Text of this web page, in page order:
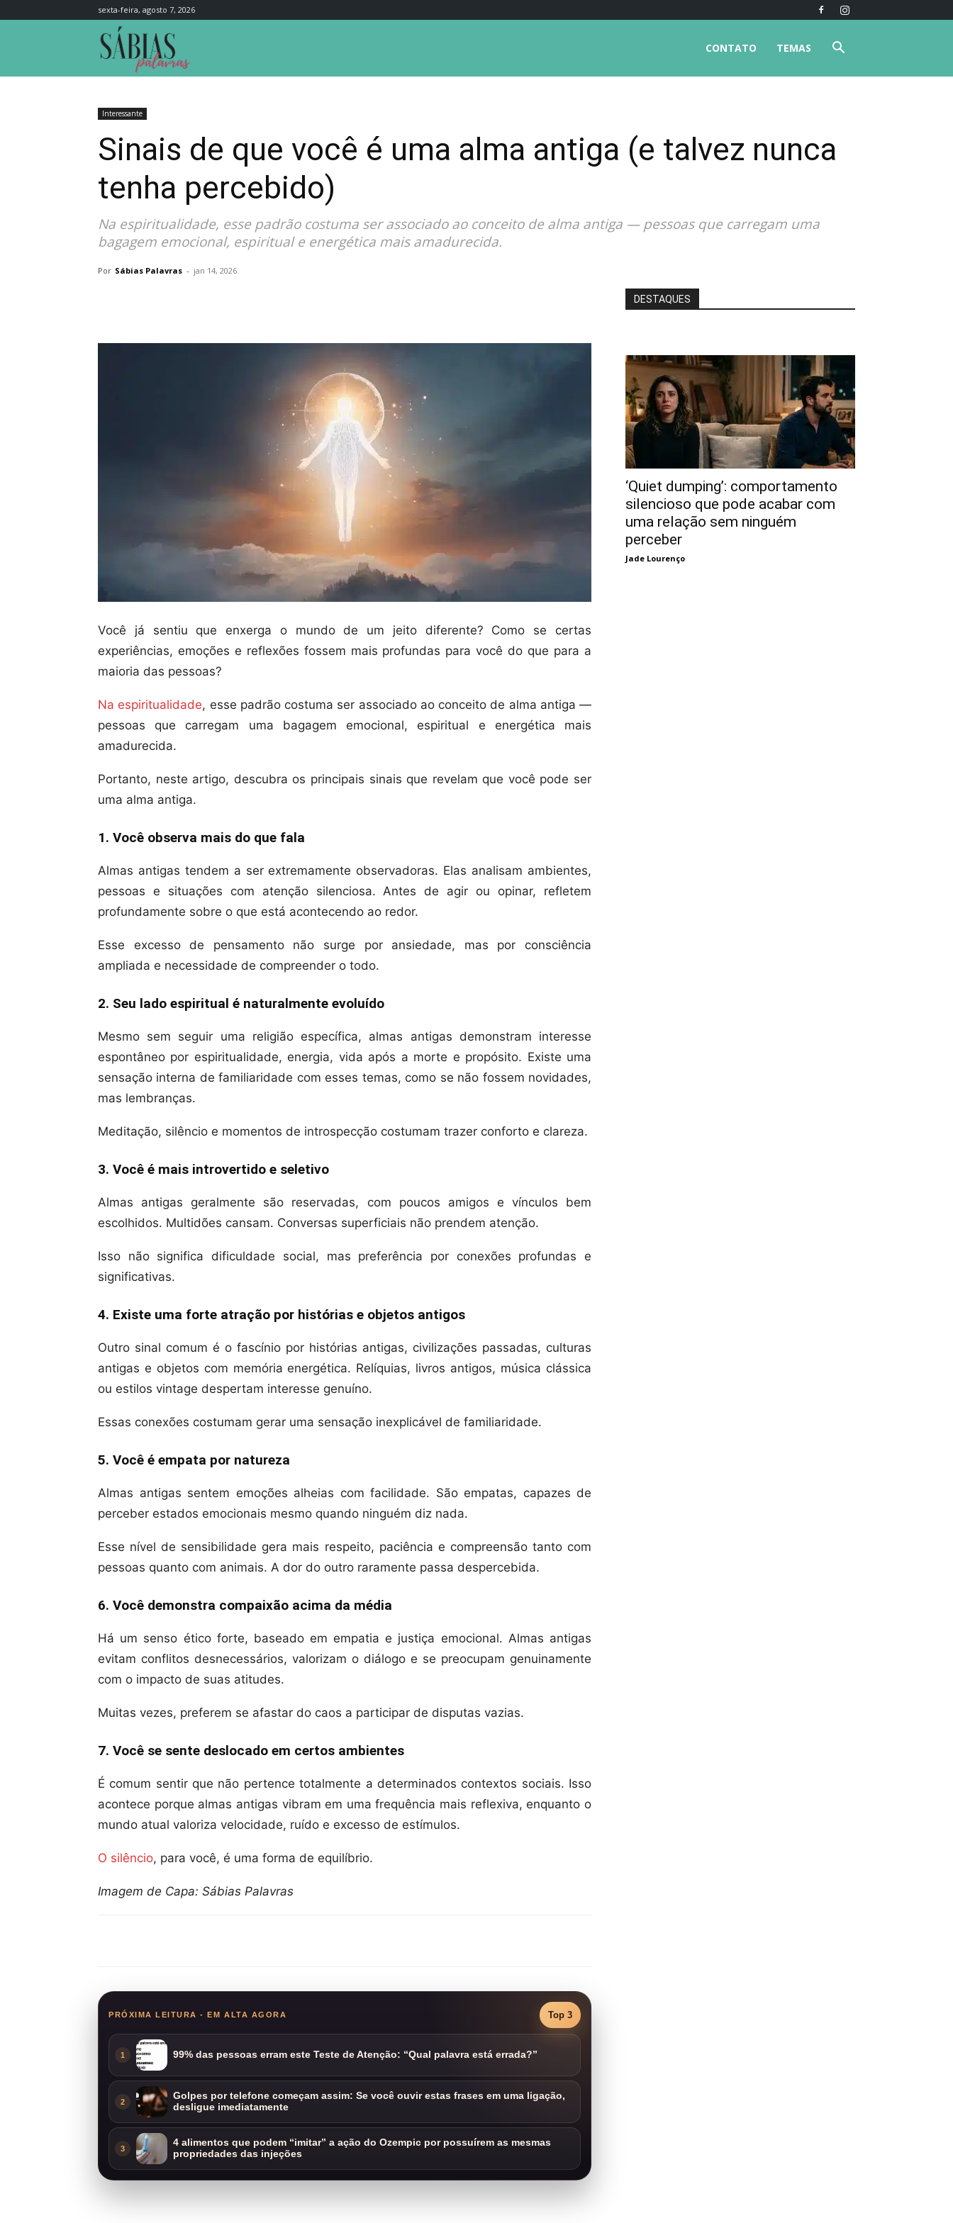
sexta-feira, agosto 7, 2026
TEMAS
CONTATO
Interessante
Sinais de que você é uma alma antiga (e talvez nunca
tenha percebido)
Na espiritualidade, esse padrão costuma ser associado ao conceito de alma antiga — pessoas que carregam uma
bagagem emocional, espiritual e energética mais amadurecida.
Por Sábias Palavras - jan 14, 2026
Você já sentiu que enxerga o mundo de um jeito diferente? Como se certas
experiências, emoções e reflexões fossem mais profundas para você do que para a
maioria das pessoas?
Na espiritualidade, esse padrão costuma ser associado ao conceito de alma antiga —
pessoas que carregam uma bagagem emocional, espiritual e energética mais
amadurecida.
Portanto, neste artigo, descubra os principais sinais que revelam que você pode ser
uma alma antiga.
1. Você observa mais do que fala
Almas antigas tendem a ser extremamente observadoras. Elas analisam ambientes,
pessoas e situações com atenção silenciosa. Antes de agir ou opinar, refletem
profundamente sobre o que está acontecendo ao redor.
Esse excesso de pensamento não surge por ansiedade, mas por consciência
ampliada e necessidade de compreender o todo.
2. Seu lado espiritual é naturalmente evoluído
Mesmo sem seguir uma religião específica, almas antigas demonstram interesse
espontâneo por espiritualidade, energia, vida após a morte e propósito. Existe uma
sensação interna de familiaridade com esses temas, como se não fossem novidades,
mas lembranças.
Meditação, silêncio e momentos de introspecção costumam trazer conforto e clareza.
3. Você é mais introvertido e seletivo
Almas antigas geralmente são reservadas, com poucos amigos e vínculos bem
escolhidos. Multidões cansam. Conversas superficiais não prendem atenção.
Isso não significa dificuldade social, mas preferência por conexões profundas e
significativas.
4. Existe uma forte atração por histórias e objetos antigos
Outro sinal comum é o fascínio por histórias antigas, civilizações passadas, culturas
antigas e objetos com memória energética. Relíquias, livros antigos, música clássica
ou estilos vintage despertam interesse genuíno.
Essas conexões costumam gerar uma sensação inexplicável de familiaridade.
5. Você é empata por natureza
Almas antigas sentem emoções alheias com facilidade. São empatas, capazes de
perceber estados emocionais mesmo quando ninguém diz nada.
Esse nível de sensibilidade gera mais respeito, paciência e compreensão tanto com
pessoas quanto com animais. A dor do outro raramente passa despercebida.
6. Você demonstra compaixão acima da média
Há um senso ético forte, baseado em empatia e justiça emocional. Almas antigas
evitam conflitos desnecessários, valorizam o diálogo e se preocupam genuinamente
com o impacto de suas atitudes.
Muitas vezes, preferem se afastar do caos a participar de disputas vazias.
7. Você se sente deslocado em certos ambientes
É comum sentir que não pertence totalmente a determinados contextos sociais. Isso
acontece porque almas antigas vibram em uma frequência mais reflexiva, enquanto o
mundo atual valoriza velocidade, ruído e excesso de estímulos.
O silêncio, para você, é uma forma de equilíbrio.
Imagem de Capa: Sábias Palavras
PRÓXIMA LEITURA - EM ALTA AGORA Top 3
1 99% das pessoas erram este Teste de Atenção: “Qual palavra está errada?”
2
Golpes por telefone começam assim: Se você ouvir estas frases em uma ligação,
desligue imediatamente
3
4 alimentos que podem “imitar” a ação do Ozempic por possuírem as mesmas
propriedades das injeções
DESTAQUES
‘Quiet dumping’: comportamento
silencioso que pode acabar com
uma relação sem ninguém
perceber
Jade Lourenço